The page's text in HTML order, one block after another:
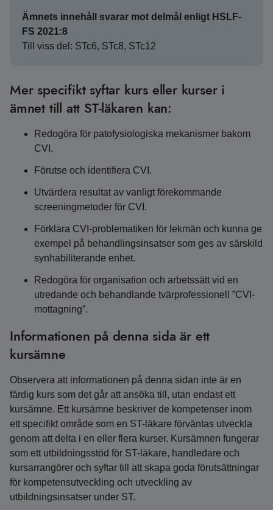
Ämnets innehåll svarar mot delmål enligt HSLF-
FS 2021:8
Till viss del: STc6, STc8, STc12
Mer specifikt syftar kurs eller kurser i
ämnet till att ST-läkaren kan:
Redogöra för patofysiologiska mekanismer bakom
CVI.
Förutse och identifiera CVI.
Utvärdera resultat av vanligt förekommande
screeningmetoder för CVI.
Förklara CVI-problematiken för lekmän och kunna ge
exempel på behandlingsinsatser som ges av särskild
synhabiliterande enhet.
Redogöra för organisation och arbetssätt vid en
utredande och behandlande tvärprofessionell ”CVI-
mottagning”.
Informationen på denna sida är ett
kursämne
Observera att informationen på denna sidan inte är en
färdig kurs som det går att ansöka till, utan endast ett
kursämne. Ett kursämne beskriver de kompetenser inom
ett specifikt område som en ST-läkare förväntas utveckla
genom att delta i en eller flera kurser. Kursämnen fungerar
som ett utbildningsstöd för ST-läkare, handledare och
kursarrangörer och syftar till att skapa goda förutsättningar
för kompetensutveckling och utveckling av
utbildningsinsatser under ST.